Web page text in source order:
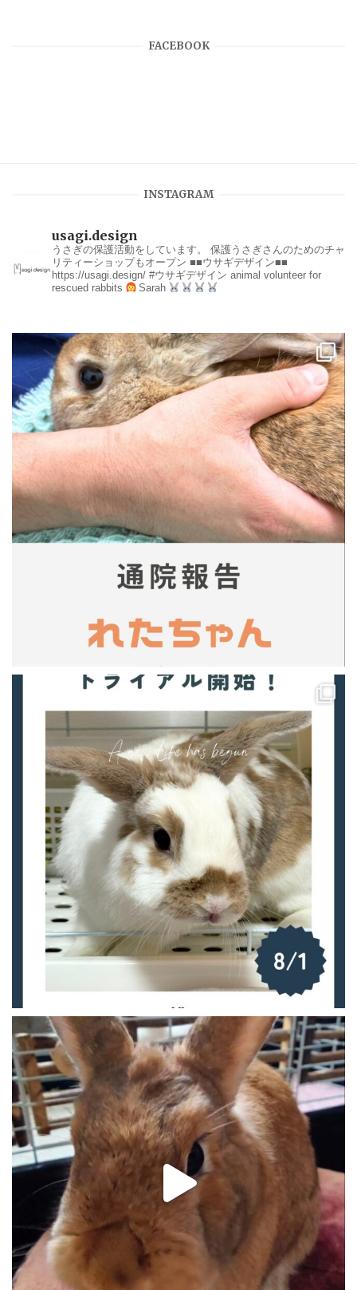
FACEBOOK
INSTAGRAM
usagi.design
うさぎの保護活動をしています。
保護うさぎさんのためのチャ
リティーショップもオープン ■■ウサギデザイン■■
https://usagi.design/ #ウサギデザイン animal volunteer for
rescued rabbits
Sarah